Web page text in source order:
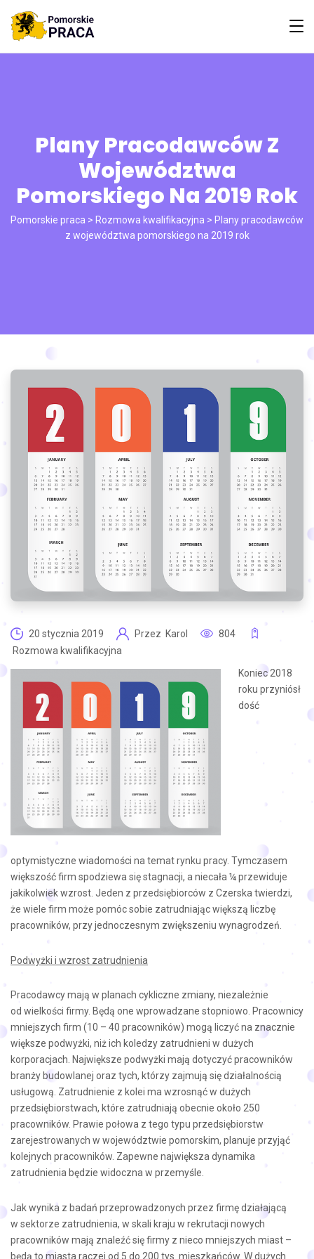
Plany Pracodawców Z
Województwa
Pomorskiego Na 2019 Rok
Pomorskie praca > Rozmowa kwalifikacyjna > Plany pracodawców
z województwa pomorskiego na 2019 rok
20 stycznia 2019 Przez Karol
804
Rozmowa kwalifikacyjna
Koniec 2018
roku przyniósł
dość
optymistyczne wiadomości na temat rynku pracy. Tymczasem
większość firm spodziewa się stagnacji, a niecała ¼ przewiduje
jakikolwiek wzrost. Jeden z przedsiębiorców z Czerska twierdzi,
że wiele firm może pomóc sobie zatrudniając większą liczbę
pracowników, przy jednoczesnym zwiększeniu wynagrodzeń.
Podwyżki i wzrost zatrudnienia
Pracodawcy mają w planach cykliczne zmiany, niezależnie
od wielkości firmy. Będą one wprowadzane stopniowo. Pracownicy
mniejszych firm (10 – 40 pracowników) mogą liczyć na znacznie
większe podwyżki, niż ich koledzy zatrudnieni w dużych
korporacjach. Największe podwyżki mają dotyczyć pracowników
branży budowlanej oraz tych, którzy zajmują się działalnością
usługową. Zatrudnienie z kolei ma wzrosnąć w dużych
przedsiębiorstwach, które zatrudniają obecnie około 250
pracowników. Prawie połowa z tego typu przedsiębiorstw
zarejestrowanych w województwie pomorskim, planuje przyjąć
kolejnych pracowników. Zapewne największa dynamika
zatrudnienia będzie widoczna w przemyśle.
Jak wynika z badań przeprowadzonych przez firmę działającą
w sektorze zatrudnienia, w skali kraju w rekrutacji nowych
pracowników mają znaleźć się firmy z nieco mniejszych miast –
będą to miasta raczej od 5 do 200 tys. mieszkańców. W dużych